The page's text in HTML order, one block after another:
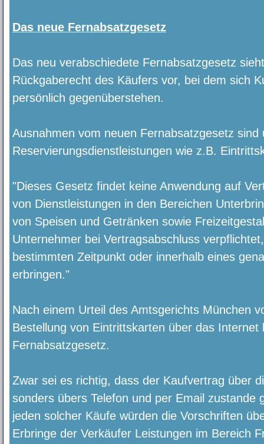
Das neue Fernabsatzgesetz
Das neu verabschiedete Fernabsatzgesetz
Rückgaberecht des Käufers vor, bei dem sich
persönlich gegenüberstehen.
Ausnahmen vom neuen Fernabsatzgesetz sind
Reservierungsdienstleistungen wie z.B.
"Dieses Gesetz findet keine Anwendung auf
von Dienstleistungen in den Bereichen
von Speisen und Getränken sowie
Unternehmer bei Vertragsabschluss
bestimmten Zeitpunkt oder innerhalb eines
erbringen."
Nach einem Urteil des Amtsgerichts München
Bestellung von Eintrittskarten über das Internet
Fernabsatzgesetz.
Zwar sei es richtig, dass der Kaufvertrag über
sonders übers Telefon und per Email zustande
jeden solcher Käufe würden die Vorschriften
Erbringe der Verkäufer Leistungen im Bereich